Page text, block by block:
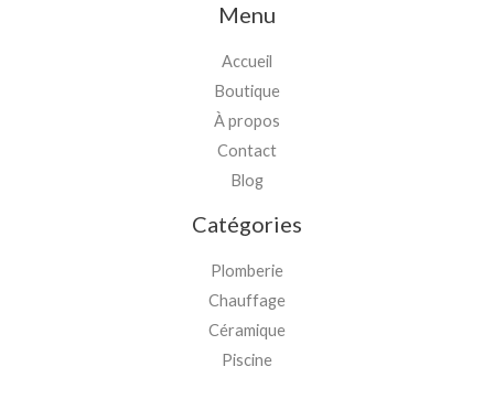
Menu
Accueil
Boutique
À propos
Contact
Blog
Catégories
Plomberie
Chauffage
Céramique
Piscine